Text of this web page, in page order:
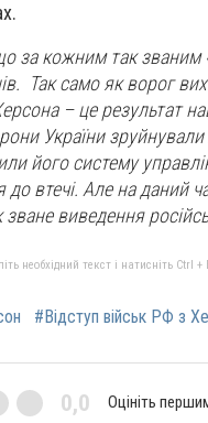
за кожним так званим
Так само як ворог
– це результат
України
його систему
до втечі. Але на даний
виведення
необхідний текст і натисніть Ctrl
#Відступ військ РФ з
0,0 Оцініть